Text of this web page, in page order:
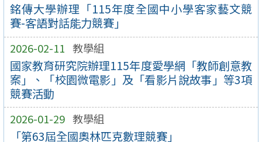
銘傳大學辦理「115年度全國中小學客家藝文競
賽-客語對話能力競賽」
2026-02-11 教學組
國家教育研究院辦理115年度愛學網「教師創意教
案」、「校園微電影」及「看影片說故事」等3項
競賽活動
2026-01-29 教學組
「第63屆全國奧林匹克數理競賽」